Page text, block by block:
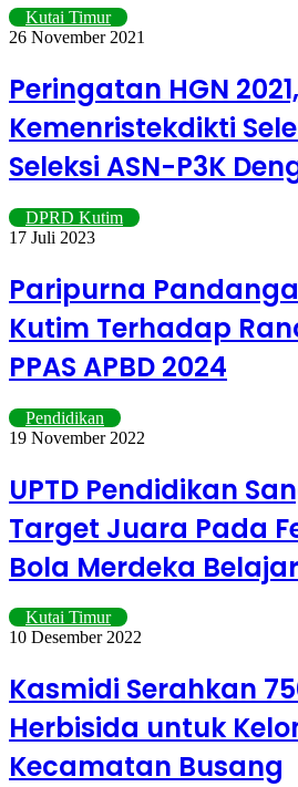
Kutai Timur
26 November 2021
Peringatan HGN 2021,
Kemenristekdikti
Seleksi ASN-P3K
DPRD Kutim
17 Juli 2023
Paripurna
Kutim Terhadap
PPAS APBD 2024
Pendidikan
19 November 2022
UPTD Pendidikan
Target Juara Pada
Bola Merdeka Belajar
Kutai Timur
10 Desember 2022
Kasmidi Serahkan
Herbisida untuk
Kecamatan Busang